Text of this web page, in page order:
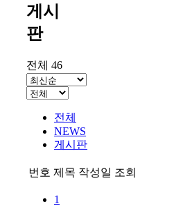
게시
판
전체 46
전체
NEWS
게시판
번호 제목 작성일 조회
1